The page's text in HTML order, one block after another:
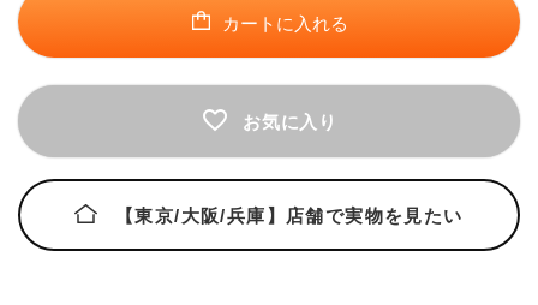
お気に入り
カートに入れる
【東京/大阪/兵庫】店舗で実物を見たい